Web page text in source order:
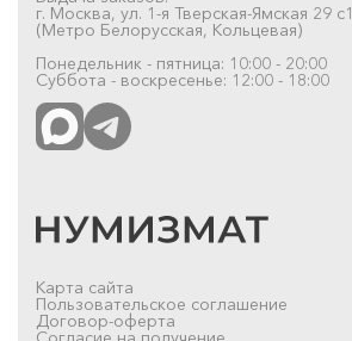
г. Москва, ул. 1-я Тверская-Ямская 29 с1
(Метро Белорусская, Кольцевая)
Понедельник - пятница: 10:00 - 20:00
Суббота - воскресенье: 12:00 - 18:00
Карта сайта
Пользовательское соглашение
Договор-оферта